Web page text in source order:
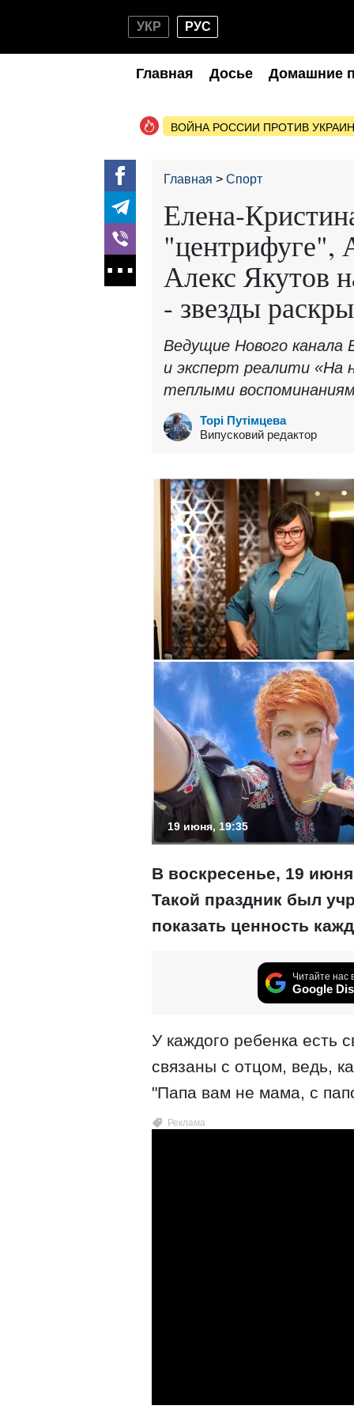
УКР РУС
Главная Досье Домашние
ВОЙНА РОССИИ ПРОТИВ
Главная Спорт
Елена-
Алекс Якутов
- звезды
Ведущие Нового
и эксперт реалити «На
теплыми
Торі Путімцева
Випусковий редактор
19 июня, 19:35
В воскресенье, 19
Такой праздник был
показать ценность
Читайте нас
Google
У каждого ребенка есть
связаны с отцом, ведь,
"Папа вам не мама, с